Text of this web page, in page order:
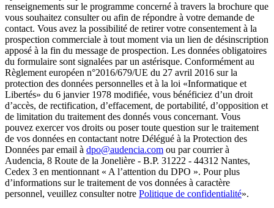
renseignements sur le programme concerné à travers la brochure que
vous souhaitez consulter ou afin de répondre à votre demande de
contact. Vous avez la possibilité de retirer votre consentement à la
prospection commerciale à tout moment via un lien de désinscription
apposé à la fin du message de prospection. Les données obligatoires
du formulaire sont signalées par un astérisque. Conformément au
Règlement européen n°2016/679/UE du 27 avril 2016 sur la
protection des données personnelles et à la loi «Informatique et
Libertés» du 6 janvier 1978 modifiée, vous bénéficiez d’un droit
d’accès, de rectification, d’effacement, de portabilité, d’opposition et
de limitation du traitement des donnés vous concernant. Vous
pouvez exercer vos droits ou poser toute question sur le traitement
de vos données en contactant notre Délégué à la Protection des
Données par email à dpo@audencia.com ou par courrier à
Audencia, 8 Route de la Jonelière - B.P. 31222 - 44312 Nantes,
Cedex 3 en mentionnant « A l’attention du DPO ». Pour plus
d’informations sur le traitement de vos données à caractère
personnel, veuillez consulter notre Politique de confidentialité».